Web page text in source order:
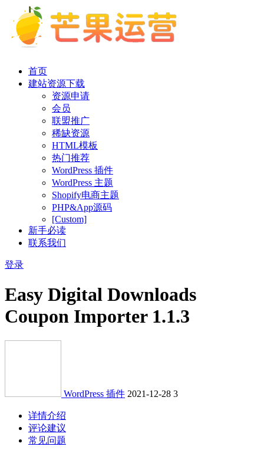
首页
建站资源下载
资源申请
会员
联盟推广
稀缺资源
HTML模板
热门推荐
WordPress 插件
WordPress 主题
Shopify电商主题
PHP&App源码
[Custom]
新手必读
联系我们
登录
Easy Digital Downloads
Coupon Importer 1.1.3
WordPress 插件 2021-12-28 3
详情介绍
评论建议
常见问题